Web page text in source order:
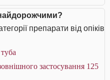
найдорожчими?
препарати від опіків
застосування 125